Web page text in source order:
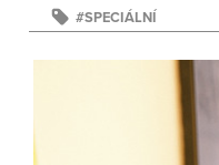
SPECIÁLNÍ